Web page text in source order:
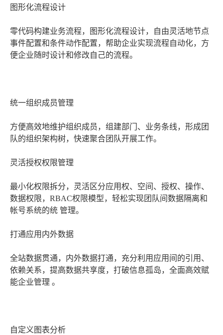
图形化流程设计
零代码构建业务流程，图形化流程设计，自由灵活地节点
事件配置和条件动作配置，帮助企业实现流程自动化，方
便企业随时设计和修改自己的流程。
统一组织成员管理
方便高效地维护组织成员，组建部门、业务条线，形成团
队的组织架构树，快速聚合团队开展工作。
灵活授权权限管理
最小化权限拆分，灵活区分应用权、空间、授权、操作、
数据权限，RBAC权限模型，轻松实现团队间数据隔离和
帐号系统的统 管理。
打通应用内外数据
全站数据贯通，内外数据打通，充分利用应用间的引用、
依赖关系，提高数据共享度，打破信息孤岛，全面高效赋
能企业管理 。
自定义图表分析